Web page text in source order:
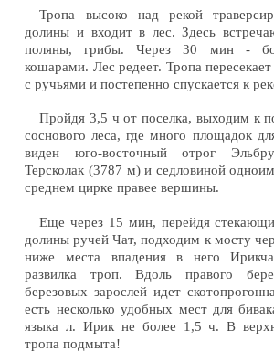
Тропа высоко над рекой
долины и входит в лес. Здесь
поляны, грибы. Через 30 мин -
кошарами. Лес редеет. Тропа пересекает
с ручьями и постепенно спускается к
Пройдя 3,5 ч от поселка, выходим к
соснового леса, где много площадок
виден юго-восточный отрог
Терсколак (3787 м) и седловиной
среднем цирке правее вершины.
Еще через 15 мин, перейдя
долины ручей Чат, подходим к мосту
ниже места впадения в него
развилка троп. Вдоль правого
березовых зарослей идет
есть несколько удобных мест для
языка л. Ирик не более 1,5 ч. В
тропа подмыта!